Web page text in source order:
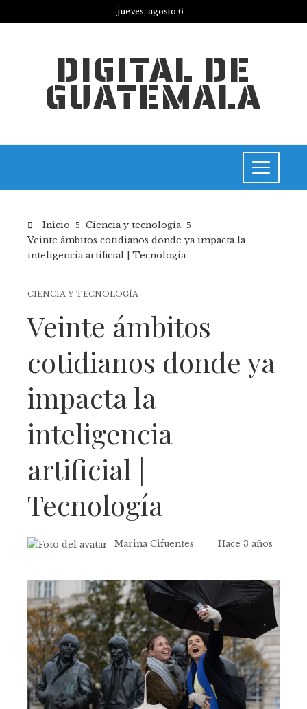
jueves, agosto 6
DIGITAL DE
GUATEMALA
Inicio
Ciencia y tecnología
Veinte ámbitos cotidianos donde ya impacta la
inteligencia artificial | Tecnología
CIENCIA Y TECNOLOGÍA
Veinte ámbitos
cotidianos donde ya
impacta la
inteligencia
artificial |
Tecnología
Marina Cifuentes Hace 3 años